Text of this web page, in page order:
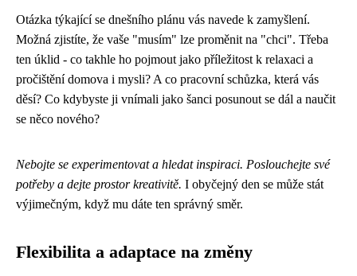
Otázka týkající se dnešního plánu vás navede k zamyšlení.
Možná zjistíte, že vaše "musím" lze proměnit na "chci". Třeba
ten úklid - co takhle ho pojmout jako příležitost k relaxaci a
pročištění domova i mysli? A co pracovní schůzka, která vás
děsí? Co kdybyste ji vnímali jako šanci posunout se dál a naučit
se něco nového?
Nebojte se experimentovat a hledat inspiraci. Poslouchejte své
potřeby a dejte prostor kreativitě. I obyčejný den se může stát
výjimečným, když mu dáte ten správný směr.
Flexibilita a adaptace na změny